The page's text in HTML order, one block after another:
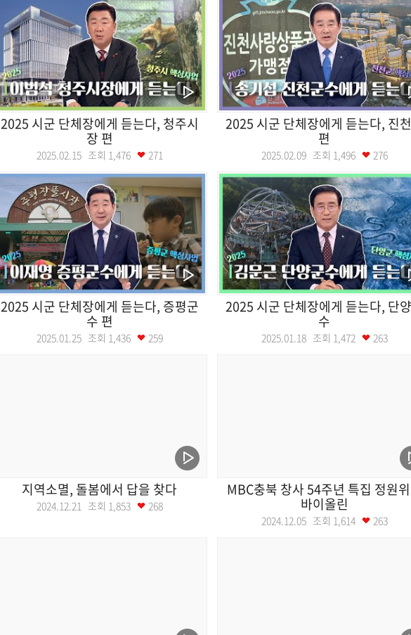
2025 시군 단체장에게 듣는다, 청주시
장 편
2025.02.15 조회 1,476 271
2025 시군 단체장에게 듣는다, 진
편
2025.02.09 조회 1,496 276
2025 시군 단체장에게 듣는다, 증평군
수 편
2025.01.25 조회 1,436 259
2025 시군 단체장에게 듣는다, 단
수
2025.01.18 조회 1,472 263
지역소멸, 돌봄에서 답을 찾다
2024.12.21 조회 1,853 268
MBC충북 창사 54주년 특집 정원
바이올린
2024.12.05 조회 1,614 263